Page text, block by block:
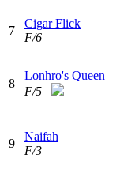
7
Cigar Flick
F/6
8
Lonhro's Queen
F/5
9
Naifah
F/3